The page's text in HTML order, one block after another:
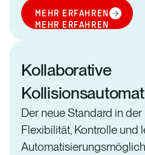
MEHR ERFAHREN
MEHR ERFAHREN
Kollaborative
Der neue Standard in
Flexibilität, Kontrolle und